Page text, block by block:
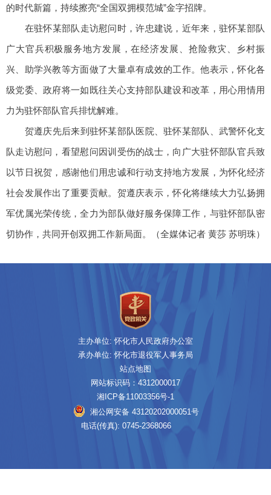
的时代新篇，持续擦亮“全国双拥模范城”金字招牌。
在驻怀某部队走访慰问时，许忠建说，近年来，驻怀某部队
广大官兵积极服务地方发展，在经济发展、抢险救灾、乡村振
兴、助学兴教等方面做了大量卓有成效的工作。他表示，怀化各
级党委、政府将一如既往关心支持部队建设和改革，用心用情用
力为驻怀部队官兵排忧解难。
贺遵庆先后来到驻怀某部队医院、驻怀某部队、武警怀化支
队走访慰问，看望慰问因训受伤的战士，向广大驻怀部队官兵致
以节日祝贺，感谢他们用忠诚和行动支持地方发展，为怀化经济
社会发展作出了重要贡献。贺遵庆表示，怀化将继续大力弘扬拥
军优属光荣传统，全力为部队做好服务保障工作，与驻怀部队密
切协作，共同开创双拥工作新局面。（全媒体记者 黄莎 苏明珠）
主办单位: 怀化市人民政府办公室
承办单位: 怀化市退役军人事务局
站点地图
网站标识码：4312000017
湘ICP备11003356号-1
湘公网安备 43120202000051号
电话(传真): 0745-2368066